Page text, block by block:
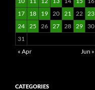
17
18 19 20 21 22 23
24 25 26 27 28 29
30
31
« Apr
Jun »
CATEGORIES